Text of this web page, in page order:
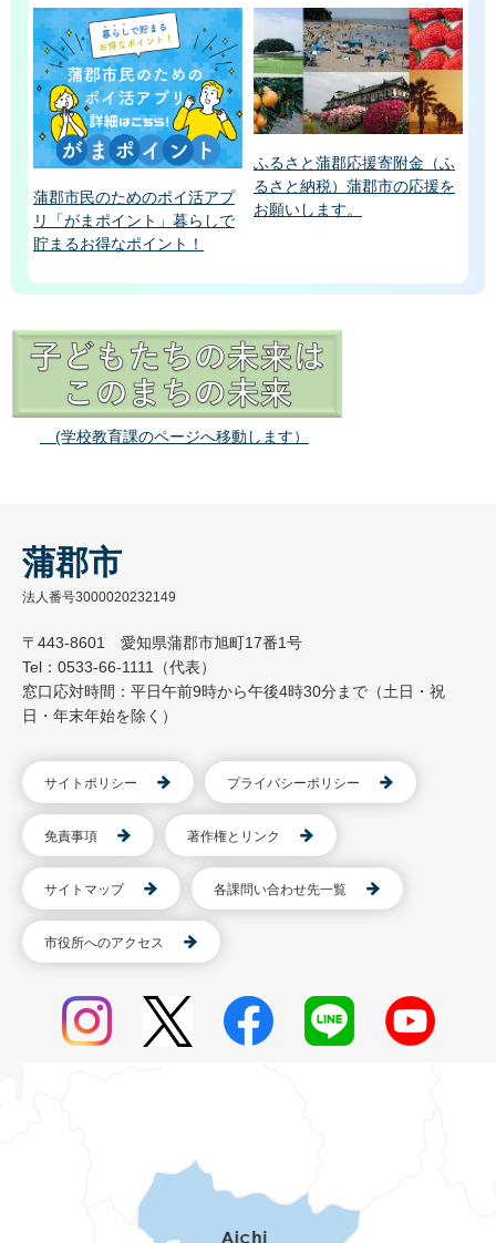
蒲郡市民のためのポイ活アプ
リ「がまポイント」暮らしで
貯まるお得なポイント！
ふるさと蒲郡応援寄附金（ふ
るさと納税）蒲郡市の応援を
お願いします。
(学校教育課のページへ移動します）
蒲郡市
法人番号3000020232149
〒443-8601 愛知県蒲郡市旭町17番1号
Tel：0533-66-1111（代表）
窓口応対時間：平日午前9時から午後4時30分まで（土日・祝
日・年末年始を除く）
サイトポリシー プライバシーポリシー
免責事項 著作権とリンク
サイトマップ 各課問い合わせ先一覧
市役所へのアクセス